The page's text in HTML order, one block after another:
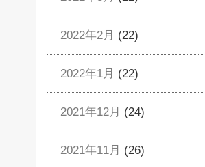
2022年2月 (22)
2022年1月 (22)
2021年12月 (24)
2021年11月 (26)